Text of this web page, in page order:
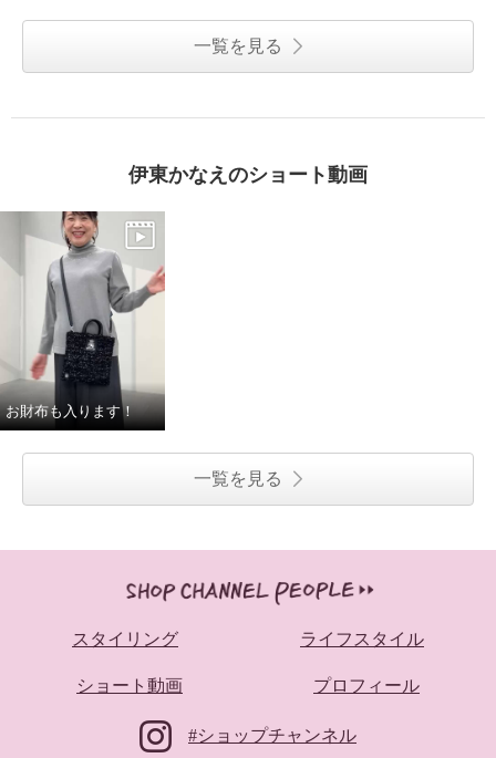
一覧を見る
伊東かなえのショート動画
お財布も入ります！
一覧を見る
スタイリング ライフスタイル
ショート動画 プロフィール
#ショップチャンネル